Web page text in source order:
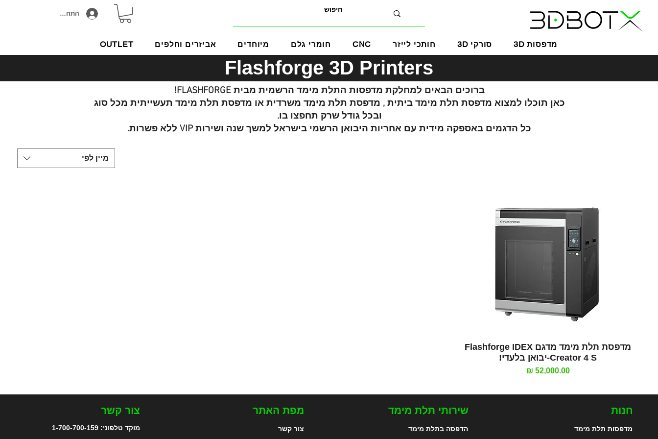
התחבר/הירשם
OUTLET אביזרים וחלפים מיוחדים חומרי גלם CNC חותכי לייזר 3D סורקי 3D מדפסות
Flashforge 3D Printers
ברוכים הבאים למחלקת מדפסות התלת מימד הרשמית מבית FLASHFORGE!
כאן תוכלו למצוא מדפסת תלת מימד ביתית , מדפסת תלת מימד משרדית או מדפסת תלת מימד תעשייתית מכל סוג
ובכל גודל שרק תחפצו בו.
כל הדגמים באספקה מידית עם אחריות היבואן הרשמי בישראל למשך שנה ושירות VIP ללא פשרות.
מיין לפי
תצוגה מהירהמדפסת תלת מימד מדגם Flashforge IDEX
Creator 4 S-יבואן בלעדי!
מחיר‏52,000.00 ‏₪
צור קשר
מוקד טלפוני:1-700-700-159
מפת האתר
צור קשר
שירותי תלת מימד
הדפסה בתלת מימד
חנות
מדפסות תלת מימד